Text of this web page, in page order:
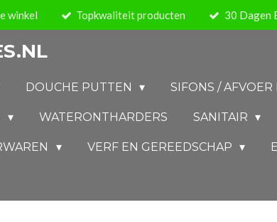
winkel Topkwaliteit producten 30 Dagen
DOUCHE PUTTEN SIFONS /
WATERONTHARDERS SANITAIR
VERF EN GEREEDSCHAP